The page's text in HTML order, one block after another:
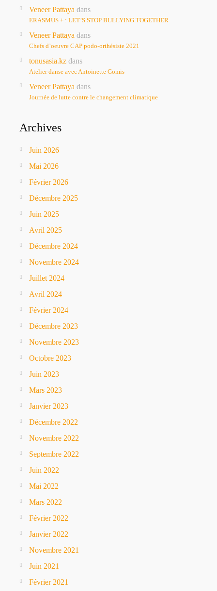
Veneer Pattaya dans
ERASMUS + : LET’S STOP BULLYING TOGETHER
Veneer Pattaya dans
Chefs d’oeuvre CAP podo-orthésiste 2021
tonusasia.kz dans
Atelier danse avec Antoinette Gomis
Veneer Pattaya dans
Journée de lutte contre le changement climatique
Archives
Juin 2026
Mai 2026
Février 2026
Décembre 2025
Juin 2025
Avril 2025
Décembre 2024
Novembre 2024
Juillet 2024
Avril 2024
Février 2024
Décembre 2023
Novembre 2023
Octobre 2023
Juin 2023
Mars 2023
Janvier 2023
Décembre 2022
Novembre 2022
Septembre 2022
Juin 2022
Mai 2022
Mars 2022
Février 2022
Janvier 2022
Novembre 2021
Juin 2021
Février 2021